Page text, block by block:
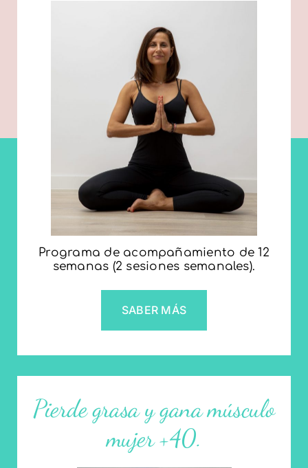
Programa de acompañamiento de 12
semanas (2 sesiones semanales).
SABER MÁS
Pierde grasa y gana músculo
mujer +40.